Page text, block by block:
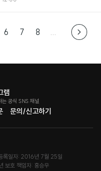
6 7 8
문의/신고하기
램
는 공식 SNS 채널
록일자: 2016년 7월 25일
보호 책임자: 홍승우